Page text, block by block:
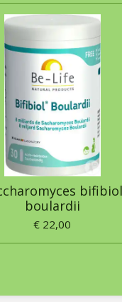
bifibiol
boulardii
€ 22,00